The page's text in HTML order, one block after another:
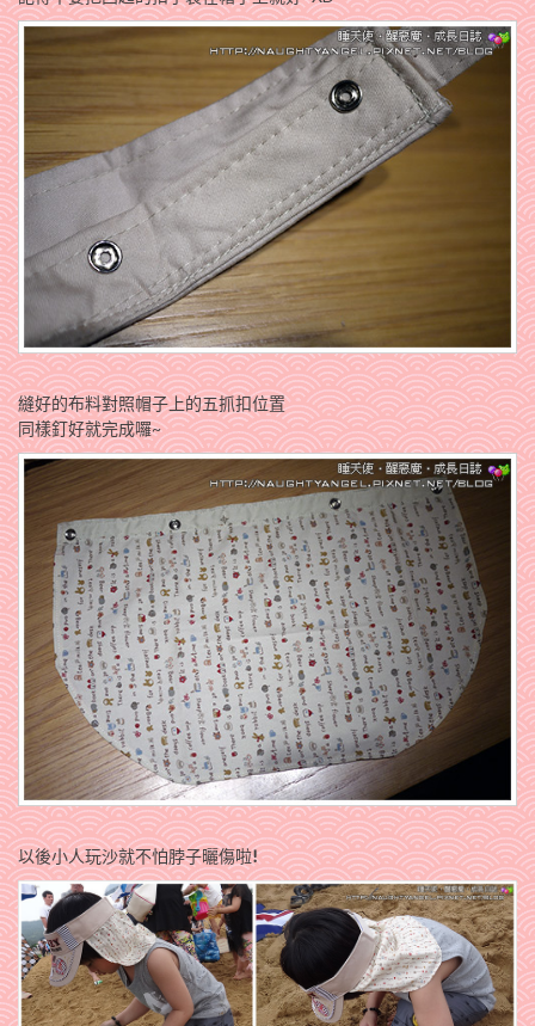
縫好的布料對照帽子上的五抓扣位置
同樣釘好就完成囉~
以後小人玩沙就不怕脖子曬傷啦!